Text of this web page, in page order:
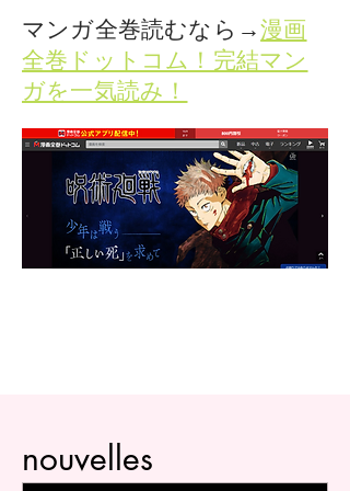
​マンガ全巻読むなら→漫画
全巻ドットコム！完結マン
ガを一気読み！
nouvelles